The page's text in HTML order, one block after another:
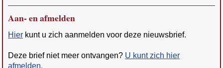
Aan- en afmelden
Hier kunt u zich aanmelden voor deze nieuwsbrief.
Deze brief niet meer ontvangen? U kunt zich hier
afmelden.